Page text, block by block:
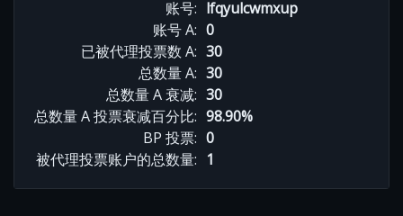
账号: lfqyulcwmxup
账号 A: 0
已被代理投票数 A: 30
总数量 A: 30
总数量 A 衰减: 30
总数量 A 投票衰减百分比: 98.90%
BP 投票: 0
被代理投票账户的总数量: 1